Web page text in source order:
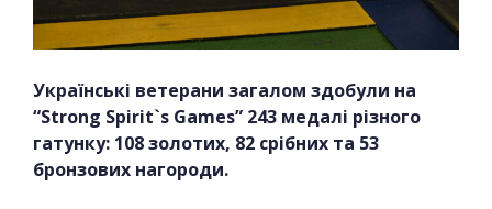
Українські ветерани загалом здобули на
“Strong Spirit`s Games” 243 медалі різного
гатунку: 108 золотих, 82 срібних та 53
бронзових нагороди.